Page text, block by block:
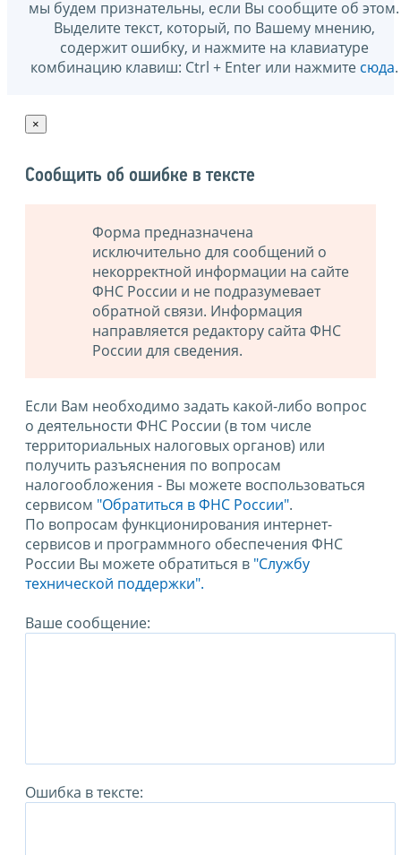
мы будем признательны, если Вы сообщите об этом.
Выделите текст, который, по Вашему мнению,
содержит ошибку, и нажмите на клавиатуре
комбинацию клавиш: Ctrl + Enter или нажмите сюда.
×
Сообщить об ошибке в тексте
Форма предназначена
исключительно для сообщений о
некорректной информации на сайте
ФНС России и не подразумевает
обратной связи. Информация
направляется редактору сайта ФНС
России для сведения.
Если Вам необходимо задать какой-либо вопрос
о деятельности ФНС России (в том числе
территориальных налоговых органов) или
получить разъяснения по вопросам
налогообложения - Вы можете воспользоваться
сервисом "Обратиться в ФНС России".
По вопросам функционирования интернет-
сервисов и программного обеспечения ФНС
России Вы можете обратиться в "Службу
технической поддержки".
Ваше сообщение:
Ошибка в тексте: